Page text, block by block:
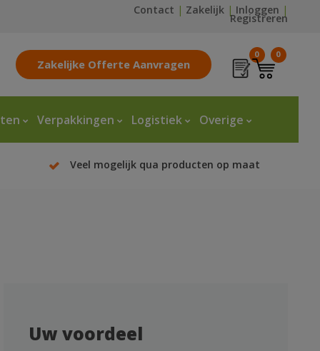
Contact | Zakelijk |Inloggen |
Registreren
Zakelijke Offerte Aanvragen
0 0
Verpakkingen Logistiek Overige
Veel mogelijk qua producten op maat
Uw voordeel